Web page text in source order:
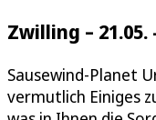
Zwilling – 21.05.
Sausewind-Planet
vermutlich Einiges